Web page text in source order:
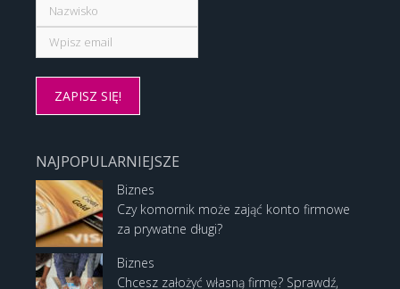
NAJPOPULARNIEJSZE
Biznes
Czy komornik może zająć konto firmowe
za prywatne długi?
Biznes
Chcesz założyć własną firmę? Sprawdź,